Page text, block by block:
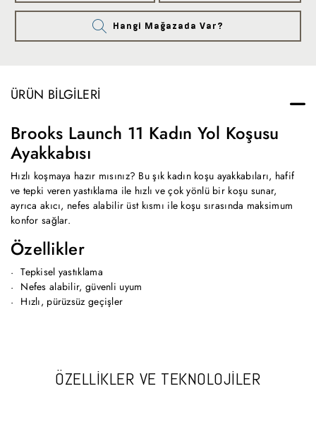
Hangi Mağazada Var?
ÜRÜN BILGILERI
Brooks Launch 11 Kadın Yol Koşusu
Ayakkabısı
Hızlı koşmaya hazır mısınız? Bu şık kadın koşu ayakkabıları, hafif
ve tepki veren yastıklama ile hızlı ve çok yönlü bir koşu sunar,
ayrıca akıcı, nefes alabilir üst kısmı ile koşu sırasında maksimum
konfor sağlar.
Özellikler
Tepkisel yastıklama
Nefes alabilir, güvenli uyum
Hızlı, pürüzsüz geçişler
ÖZELLİKLER VE TEKNOLOJİLER